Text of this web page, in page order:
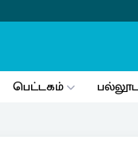
பெட்டகம்